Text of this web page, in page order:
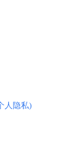
人隐私)